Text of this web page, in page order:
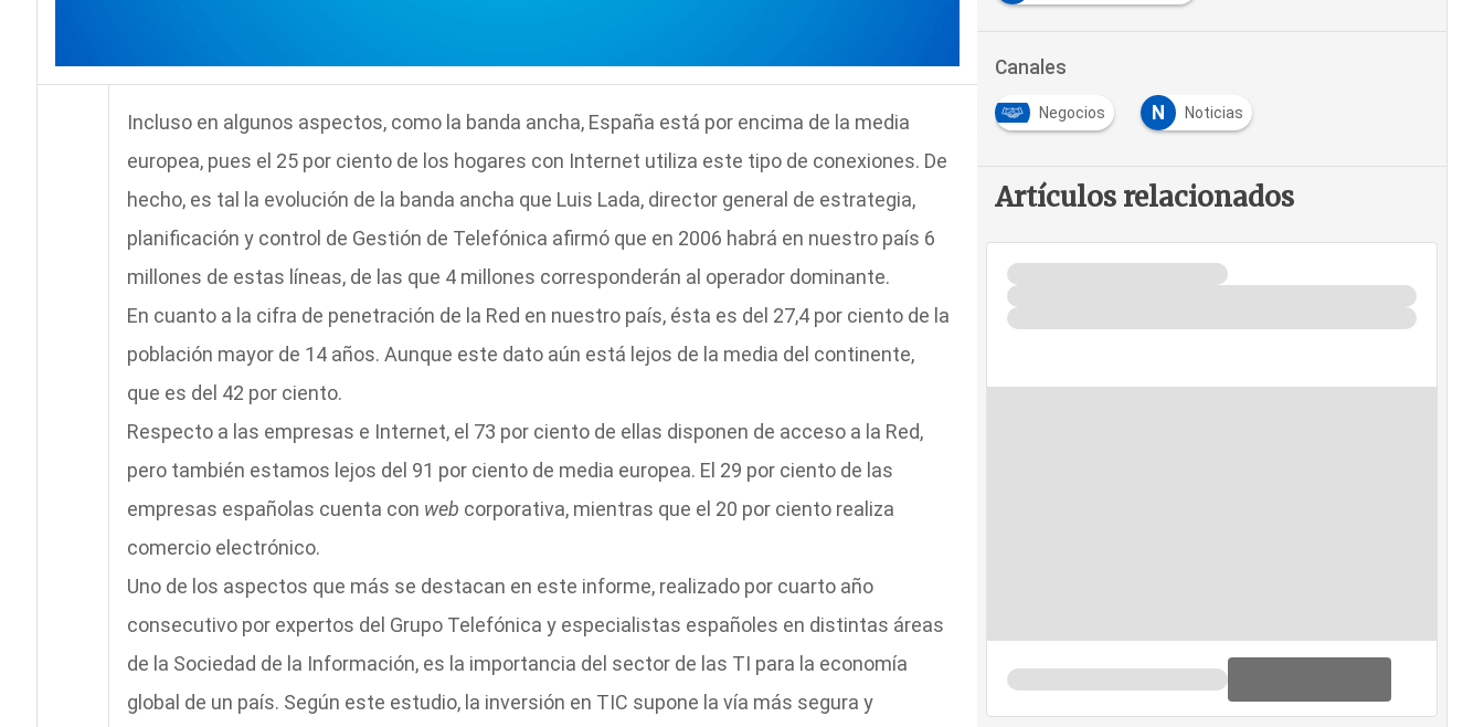
Incluso en algunos aspectos, como la banda ancha, España está por encima de la media
europea, pues el 25 por ciento de los hogares con Internet utiliza este tipo de conexiones. De
hecho, es tal la evolución de la banda ancha que Luis Lada, director general de estrategia,
planificación y control de Gestión de Telefónica afirmó que en 2006 habrá en nuestro país 6
millones de estas líneas, de las que 4 millones corresponderán al operador dominante.
En cuanto a la cifra de penetración de la Red en nuestro país, ésta es del 27,4 por ciento de la
población mayor de 14 años. Aunque este dato aún está lejos de la media del continente,
que es del 42 por ciento.
Respecto a las empresas e Internet, el 73 por ciento de ellas disponen de acceso a la Red,
pero también estamos lejos del 91 por ciento de media europea. El 29 por ciento de las
empresas españolas cuenta con web corporativa, mientras que el 20 por ciento realiza
comercio electrónico.
Uno de los aspectos que más se destacan en este informe, realizado por cuarto año
consecutivo por expertos del Grupo Telefónica y especialistas españoles en distintas áreas
de la Sociedad de la Información, es la importancia del sector de las TI para la economía
global de un país. Según este estudio, la inversión en TIC supone la vía más segura y
Canales
Negocios N Noticias
Artículos relacionados